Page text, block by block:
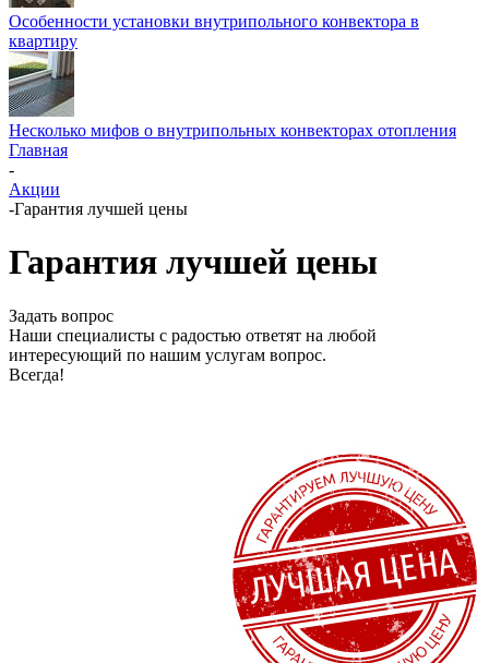
Особенности установки внутрипольного конвектора в
квартиру
Несколько мифов о внутрипольных конвекторах отопления
Главная
-
Акции
-Гарантия лучшей цены
Гарантия лучшей цены
Задать вопрос
Наши специалисты с радостью ответят на любой
интересующий по нашим услугам вопрос.
Всегда!